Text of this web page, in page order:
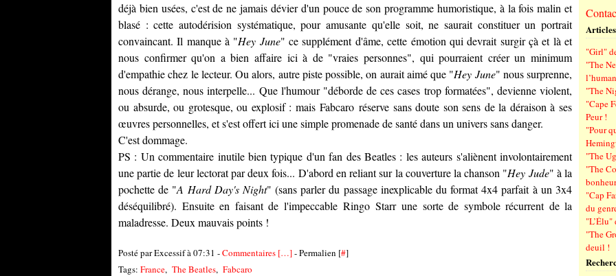
déjà bien usées, c'est de ne jamais dévier d'un pouce de son programme humoristique, à la fois malin et
blasé : cette autodérision systématique, pour amusante qu'elle soit, ne saurait constituer un portrait
convaincant. Il manque à "Hey June" ce supplément d'âme, cette émotion qui devrait surgir çà et là et
nous confirmer qu'on a bien affaire ici à de "vraies personnes", qui pourraient créer un minimum
d'empathie chez le lecteur. Ou alors, autre piste possible, on aurait aimé que "Hey June" nous surprenne,
nous dérange, nous interpelle... Que l'humour "déborde de ces cases trop formatées", devienne violent,
ou absurde, ou grotesque, ou explosif : maisFabcaro réserve sans doute son sens de la déraison à ses
œuvres personnelles, et s'est offert ici une simple promenade de santé dans un univers sans danger.
C'est dommage.
PS : Un commentaire inutile bien typique d'un fan des Beatles : les auteurs s'aliènent involontairement
une partie de leur lectorat par deux fois... D'abord en reliant sur la couverture la chanson "Hey Jude" à la
pochette de "A Hard Day's Night" (sans parler du passage inexplicable du format 4x4 parfait à un 3x4
déséquilibré). Ensuite en faisant de l'impeccable Ringo Starrune sorte de symbole récurrent de la
maladresse. Deux mauvais points !
Posté par Excessif à 07:31 -Commentaires […]- Permalien [#]
Tags: France, The Beatles, Fabcaro
Mars
Mai
Avril
Juin
Mai
Juin
Mai
Juin
Mai
Août
Juin
Mai
Juin
Mai
"Girl"
"The
"The
"Cape
Peur !
"Pour
"The
"The
bonheur
"Cap
du
"L’Élu"
"The
deuil !